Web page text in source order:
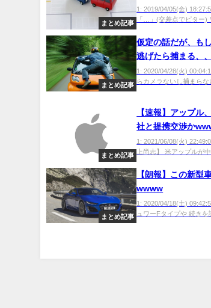
まとめ記事
ん…？」
1: 2019/04/05(金)
「…」(交差点でピター)
まとめ記事
仮定の話だが、も
逃げたら捕まる、
1: 2020/04/28(火)
らカメラないし捕まらな
まとめ記事
【速報】アップル
社と提携交渉か
1: 2021/06/08(火)
上尚志】 米アップルが
まとめ記事
【朗報】この新型
wwww
1: 2020/04/18(土)
ュワーFタイプや 続きを